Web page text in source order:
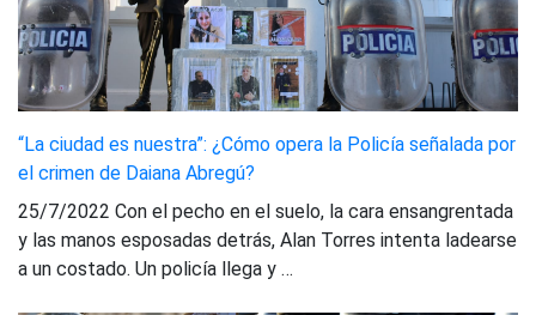
“La ciudad es nuestra”: ¿Cómo opera la Policía señalada por
el crimen de Daiana Abregú?
25/7/2022 Con el pecho en el suelo, la cara ensangrentada
y las manos esposadas detrás, Alan Torres intenta ladearse
a un costado. Un policía llega y …